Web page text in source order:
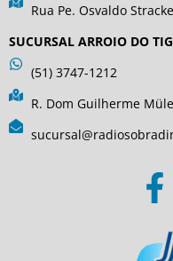
Rua Pe. Osvaldo
SUCURSAL ARROIO DO
(51) 3747-1212
R. Dom Guilherme